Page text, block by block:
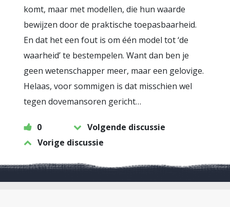
komt, maar met modellen, die hun waarde
bewijzen door de praktische toepasbaarheid.
En dat het een fout is om één model tot ‘de
waarheid’ te bestempelen. Want dan ben je
geen wetenschapper meer, maar een gelovige.
Helaas, voor sommigen is dat misschien wel
tegen dovemansoren gericht…
0
Volgende discussie
Vorige discussie